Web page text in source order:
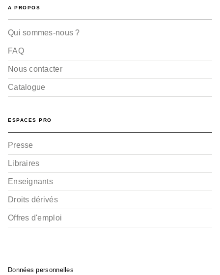
A PROPOS
Qui sommes-nous ?
FAQ
Nous contacter
Catalogue
ESPACES PRO
Presse
Libraires
Enseignants
Droits dérivés
Offres d'emploi
Données personnelles